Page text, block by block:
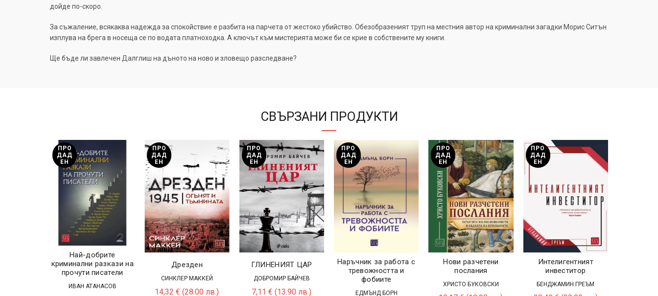
дойде по-скоро.
За съжаление, всякаква надежда за спокойствие е разбита на парчета от жестоко убийство. Обезобразеният труп на местния автор на криминални загадки Морис Ситън
изплува на брега в носеща се по водата платноходка. А ключът към мистерията може би се крие в собствените му книги.
Ще бъде ли завлечен Далглиш на дъното на ново и зловещо разследване?
СВЪРЗАНИ ПРОДУКТИ
ПРО
ДАД
ЕН
Най-добрите
криминални разкази на
прочути писатели
ИВАН АТАНАСОВ
ПРО
ДАД
ЕН
Дрезден
СИНКЛЕР МАККЕЙ
14,32€ (28.00 лв.)
ПРО
ДАД
ЕН
ГЛИНЕНИЯТ ЦАР
ДОБРОМИР БАЙЧЕВ
7,11€ (13.90 лв.)
ПРО
ДАД
ЕН
Наръчник за работа с
тревожността и
фобиите
ЕДМЪНД БОРН
ПРО
ДАД
ЕН
Нови разчетени
послания
ХРИСТО БУКОВСКИ
ПРО
ДАД
ЕН
Интелигентният
инвеститор
БЕНДЖАМИН ГРЕЪМ